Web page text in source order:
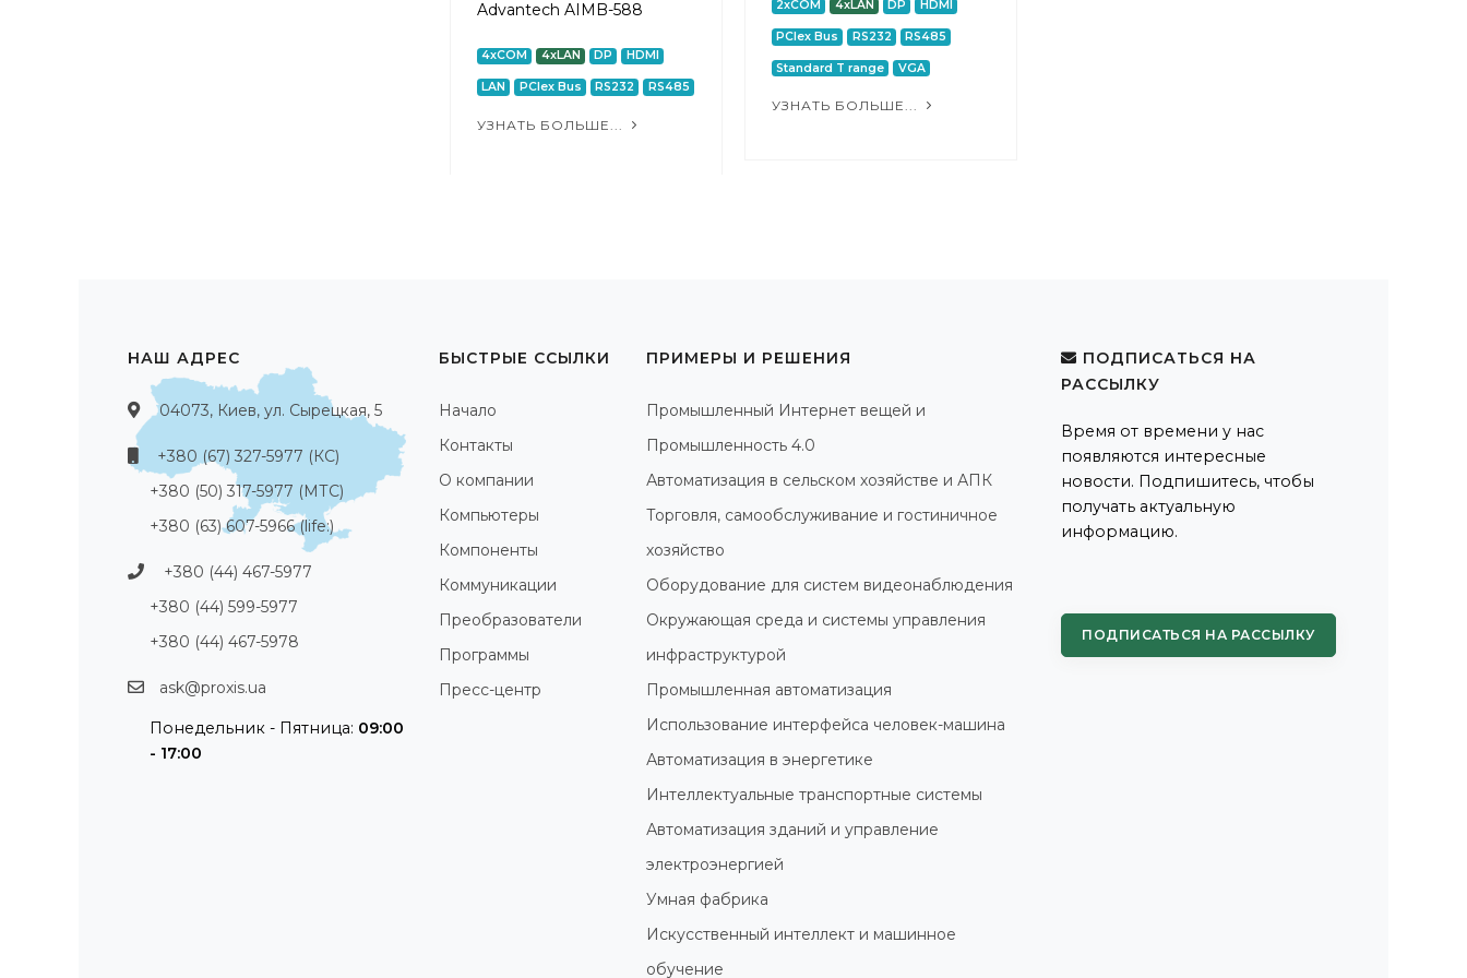
Advantech AIMB-588
4xCOM 4xLAN DP HDMI
LAN PCIex Bus RS232 RS485
УЗНАТЬ БОЛЬШЕ...
2xCOM 4xLAN DP HDMI
PCIex Bus RS232 RS485
Standard T range VGA
УЗНАТЬ БОЛЬШЕ...
НАШ АДРЕС
04073, Киев, ул. Сырецкая, 5
+380 (67) 327-5977 (КС)
+380 (50) 317-5977 (МТС)
+380 (63) 607-5966 (life:)
+380 (44) 467-5977
+380 (44) 599-5977
+380 (44) 467-5978
ask@proxis.ua
Понедельник - Пятница: 09:00
- 17:00
БЫСТРЫЕ ССЫЛКИ
Начало
Контакты
О компании
Компьютеры
Компоненты
Коммуникации
Преобразователи
Программы
Пресс-центр
ПРИМЕРЫ И РЕШЕНИЯ
Промышленный Интернет вещей и
Промышленность 4.0
Автоматизация в сельском хозяйстве и АПК
Торговля, самообслуживание и гостиничное
хозяйство
Оборудование для систем видеонаблюдения
Окружающая среда и системы управления
инфраструктурой
Промышленная автоматизация
Использование интерфейса человек-машина
Автоматизация в энергетике
Интеллектуальные транспортные системы
Автоматизация зданий и управление
электроэнергией
Умная фабрика
Искусственный интеллект и машинное
обучение
ПОДПИСАТЬСЯ НА
РАССЫЛКУ
Время от времени у нас
появляются интересные
новости. Подпишитесь, чтобы
получать актуальную
информацию.
ПОДПИСАТЬСЯ НА РАССЫЛКУ